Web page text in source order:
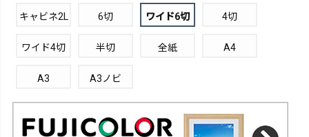
キャビネ2L 6切 ワイド6切 4切
ワイド4切 半切 全紙 A4
A3 A3ノビ